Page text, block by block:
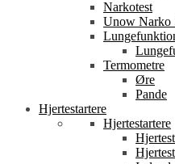
Narkotest
Unow Narko
Termometre
Øre
Pande
Hjertestartere
Hjertestartere